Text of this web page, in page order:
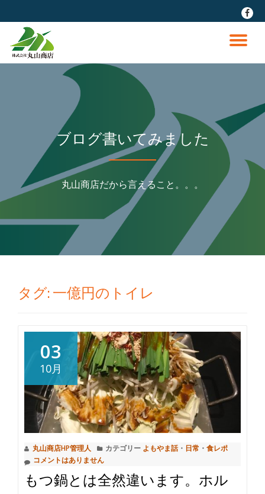
ン
fa-
ナ
ゲ
ー
シ
ョ
替
ブログ書いてみました
丸山商店だから言えること。。。
タグ: 一億円のトイレ
03
10月
丸山商店HP管理人 カテゴリー よもやま話・ 日常 ・ 食レポ
コメントはありません
もつ鍋とは全然違います。ホル